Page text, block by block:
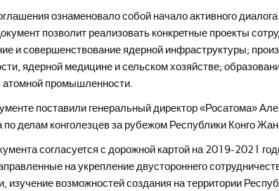
ознаменовало собой начало активного
позволит реализовать конкретные проекты
и совершенствование ядерной инфраструктуры;
ядерной медицине и сельском хозяйстве;
атомной промышленности.
поставили генеральный директор «Росатома»
по делам конголезцев за рубежом Республики Конго
согласуется с дорожной картой на 2019-2021
на укрепление двустороннего
изучение возможностей создания на территории